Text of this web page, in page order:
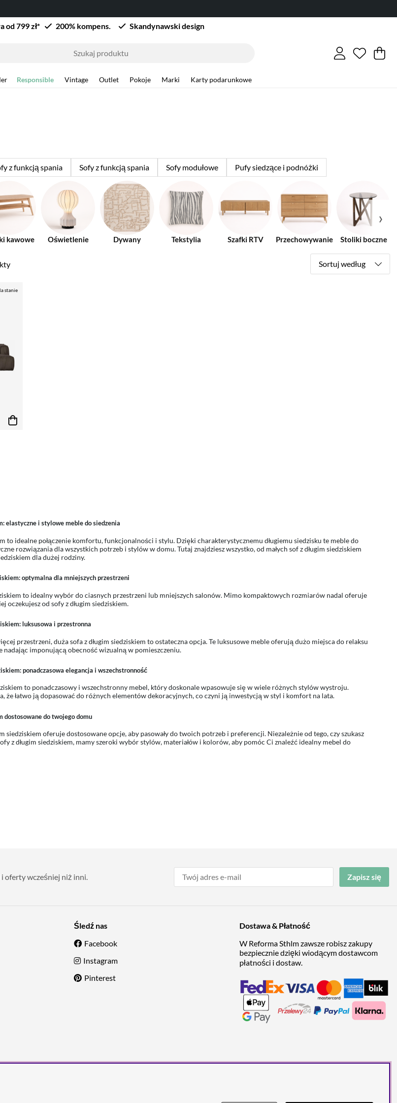
od 799 zł*
200% kompens. Skandynawski design
Lista
Liczba
. .
Responsible Vintage Outlet Pokoje Marki
Karty podarunkowe
z funkcją spania Sofy z funkcją spania Sofy modułowe Pufy siedzące i podnóżki
kawowe Oświetlenie Dywany Tekstylia Szafki RTV Przechowywanie Stoliki boczne
Sortuj według
stanie
elastyczne i stylowe meble do siedzenia
to idealne połączenie komfortu, funkcjonalności i stylu. Dzięki charakterystycznemu długiemu siedzisku te meble do
rozwiązania dla wszystkich potrzeb i stylów w domu. Tutaj znajdziesz wszystko, od małych sof z długim siedziskiem
dla dużej rodziny.
optymalna dla mniejszych przestrzeni
to idealny wybór do ciasnych przestrzeni lub mniejszych salonów. Mimo kompaktowych rozmiarów nadal oferuje
oczekujesz od sofy z długim siedziskiem.
luksusowa i przestronna
przestrzeni, duża sofa z długim siedziskiem to ostateczna opcja. Te luksusowe meble oferują dużo miejsca do relaksu
nadając imponującą obecność wizualną w pomieszczeniu.
ponadczasowa elegancja i wszechstronność
to ponadczasowy i wszechstronny mebel, który doskonale wpasowuje się w wiele różnych stylów wystroju.
że łatwo ją dopasować do różnych elementów dekoracyjnych, co czyni ją inwestycją w styl i komfort na lata.
dostosowane do twojego domu
siedziskiem oferuje dostosowane opcje, aby pasowały do twoich potrzeb i preferencji. Niezależnie od tego, czy szukasz
z długim siedziskiem, mamy szeroki wybór stylów, materiałów i kolorów, aby pomóc Ci znaleźć idealny mebel do
oferty wcześniej niż inni. Zapisz się
Śledź nas
Facebook
Instagram
Pinterest
Dostawa & Płatność
W Reforma Sthlm zawsze robisz zakupy
bezpiecznie dzięki wiodącym dostawcom
płatności i dostaw.